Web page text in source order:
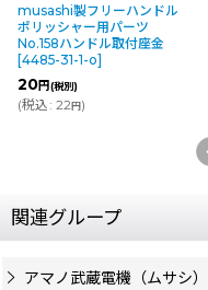
musashi製フリーハンドル
ポリッシャー用パーツ
No.158ハンドル取付座金
[4485-31-1-o]
20円(税別)
(税込: 22円)
関連グループ
アマノ武蔵電機（ムサシ）